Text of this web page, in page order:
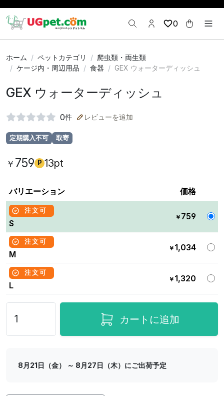
0
ホーム ペットカテゴリ
爬虫類・両生類
ケージ内・周辺用品
食器 GEX ウォーターディッシュ
GEX ウォーターディッシュ
0件 レビューを追加
定期購入不可 取寄
￥ 759 P 13pt
バリエーション 価格
注文可
S
￥ 759
注文可
M
￥ 1,034
注文可
L
￥ 1,320
カートに追加
8月21日（金） ～ 8月27日（木）にご出荷予定